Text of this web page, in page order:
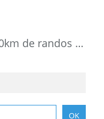
la Forêt de Retz vue autrement: description de mes randonnées en forêt de Retz. Environ 1500km de randos et 25000 photos pour montrer cette forêt magnifique et ses particularités: les lieux atypiques comme la Pierre Clouise, la Cave du Diable, la Pierre Fortière, la Grotte Saint-Antoine ... Mais aussi les 360 carrefours nommés, plus de 100 routes forestières, les étangs, des villages et hameaux